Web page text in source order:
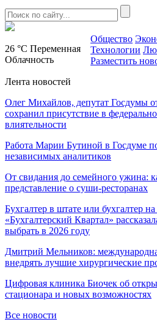
26 °C Переменная
Облачность
Общество
Технологии
Разместить
Лента новостей
Олег Михайлов, депутат Госдумы
сохранил присутствие в
влиятельности
Работа Марии Бутиной в Госдуме
независимых аналитиков
От свидания до семейного ужина:
представление о суши-ресторанах
Бухгалтер в штате или бухгалтер
«Бухгалтерский Квартал»
выбрать в 2026 году
Дмитрий Мельников:
внедрять лучшие хирургические
Цифровая клиника Биочек об
стационара и новых возможностях
Все новости